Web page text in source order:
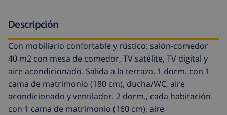
Descripción
Con mobiliario confortable y rústico: salón-comedor
40 m2 con mesa de comedor, TV satélite, TV digital y
aire acondicionado. Salida a la terraza. 1 dorm. con 1
cama de matrimonio (180 cm), ducha/WC, aire
acondicionado y ventilador. 2 dorm., cada habitación
con 1 cama de matrimonio (160 cm), aire